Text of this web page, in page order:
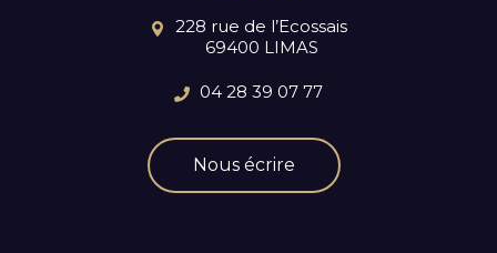
228 rue de l’Ecossais
69400 LIMAS
04 28 39 07 77
Nous écrire